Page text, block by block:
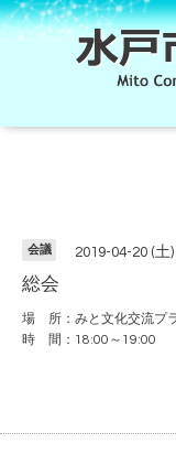
会議 2019-04-20 (土
総会
場 所：みと文化交流プ
時 間：18:00～19:00